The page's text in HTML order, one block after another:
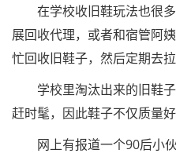
在学校收旧鞋玩法也很多
展回收代理，或者和宿管阿
忙回收旧鞋子，然后定期去拉
学校里淘汰出来的旧鞋子
赶时髦，因此鞋子不仅质量
网上有报道一个90后小伙